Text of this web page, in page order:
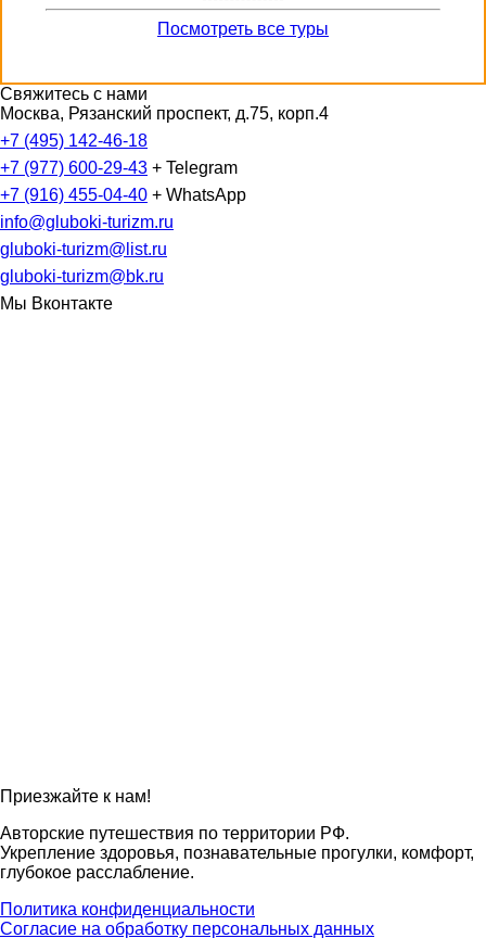
Посмотреть все туры
Свяжитесь с нами
Москва, Рязанский проспект, д.75, корп.4
+7 (495) 142-46-18
+7 (977) 600-29-43 + Telegram
+7 (916) 455-04-40 + WhatsApp
info@gluboki-turizm.ru
gluboki-turizm@list.ru
gluboki-turizm@bk.ru
Мы Вконтакте
Приезжайте к нам!
Авторские путешествия по территории РФ.
Укрепление здоровья, познавательные прогулки, комфорт,
глубокое расслабление.
Политика конфиденциальности
Согласие на обработку персональных данных